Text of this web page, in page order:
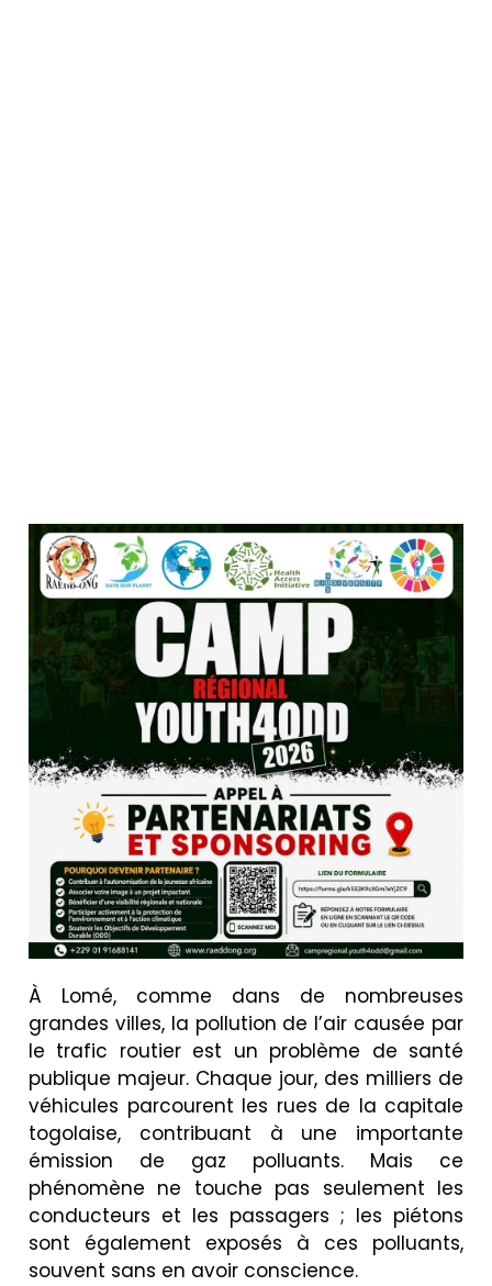
À Lomé, comme dans de nombreuses
grandes villes, la pollution de l’air causée par
le trafic routier est un problème de santé
publique majeur. Chaque jour, des milliers de
véhicules parcourent les rues de la capitale
togolaise, contribuant à une importante
émission de gaz polluants. Mais ce
phénomène ne touche pas seulement les
conducteurs et les passagers ; les piétons
sont également exposés à ces polluants,
souvent sans en avoir conscience.